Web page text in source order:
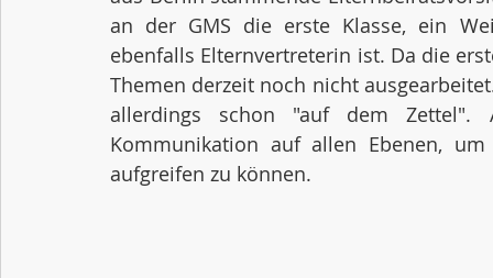
an der GMS die erste Klasse, ein
ebenfalls Elternvertreterin ist. Da die
Themen derzeit noch nicht
allerdings schon "auf dem Zettel".
Kommunikation auf allen Ebenen,
aufgreifen zu können.